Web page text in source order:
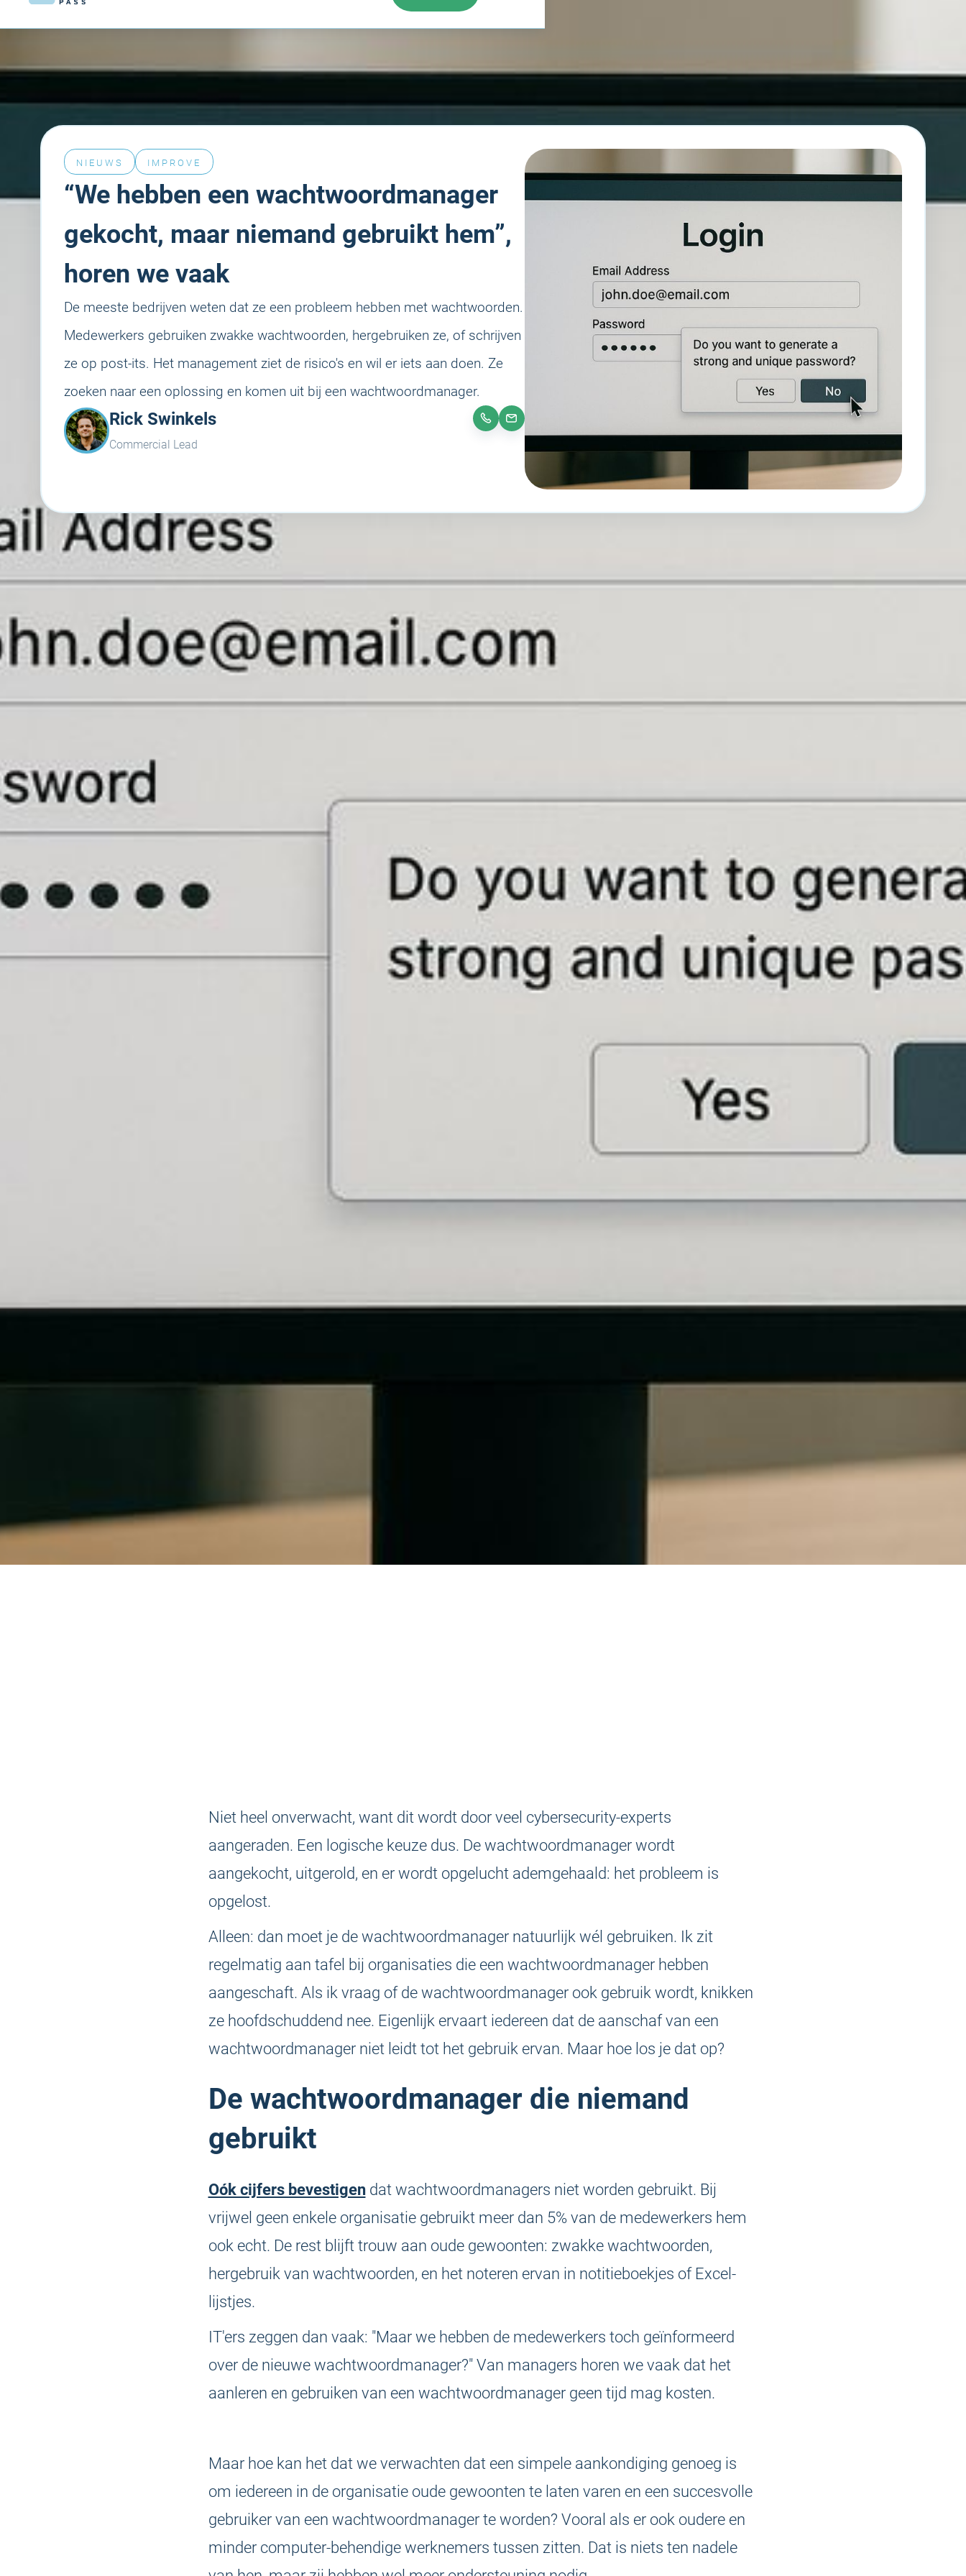
NIEUWS IMPROVE
“We hebben een wachtwoordmanager
gekocht, maar niemand gebruikt hem”,
horen we vaak
De meeste bedrijven weten dat ze een probleem hebben met wachtwoorden.
Medewerkers gebruiken zwakke wachtwoorden, hergebruiken ze, of schrijven
ze op post-its. Het management ziet de risico's en wil er iets aan doen. Ze
zoeken naar een oplossing en komen uit bij een wachtwoordmanager.
Rick Swinkels
Commercial Lead
Niet heel onverwacht, want dit wordt door veel cybersecurity-experts
aangeraden. Een logische keuze dus. De wachtwoordmanager wordt
aangekocht, uitgerold, en er wordt opgelucht ademgehaald: het probleem is
opgelost.
Alleen: dan moet je de wachtwoordmanager natuurlijk wél gebruiken. Ik zit
regelmatig aan tafel bij organisaties die een wachtwoordmanager hebben
aangeschaft. Als ik vraag of de wachtwoordmanager ook gebruik wordt, knikken
ze hoofdschuddend nee. Eigenlijk ervaart iedereen dat de aanschaf van een
wachtwoordmanager niet leidt tot het gebruik ervan. Maar hoe los je dat op?
De wachtwoordmanager die niemand
gebruikt
Oók cijfers bevestigendat wachtwoordmanagers niet worden gebruikt. Bij
vrijwel geen enkele organisatie gebruikt meer dan 5% van de medewerkers hem
ook echt. De rest blijft trouw aan oude gewoonten: zwakke wachtwoorden,
hergebruik van wachtwoorden, en het noteren ervan in notitieboekjes of Excel-
lijstjes.
IT'ers zeggen dan vaak: "Maar we hebben de medewerkers toch geïnformeerd
over de nieuwe wachtwoordmanager?" Van managers horen we vaak dat het
aanleren en gebruiken van een wachtwoordmanager geen tijd mag kosten.
Maar hoe kan het dat we verwachten dat een simpele aankondiging genoeg is
om iedereen in de organisatie oude gewoonten te laten varen en een succesvolle
gebruiker van een wachtwoordmanager te worden? Vooral als er ook oudere en
minder computer-behendige werknemers tussen zitten. Dat is niets ten nadele